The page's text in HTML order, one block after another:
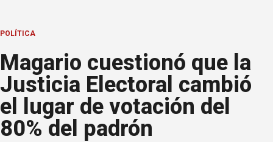
POLÍTICA
Magario cuestionó que la
Justicia Electoral cambió
el lugar de votación del
80% del padrón